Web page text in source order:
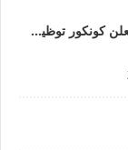
التعاون الوطني Entraide Nationale 2025 : يعلن كونكور توظيف 70 منصب آخر أجل 12 شتنبر 2025